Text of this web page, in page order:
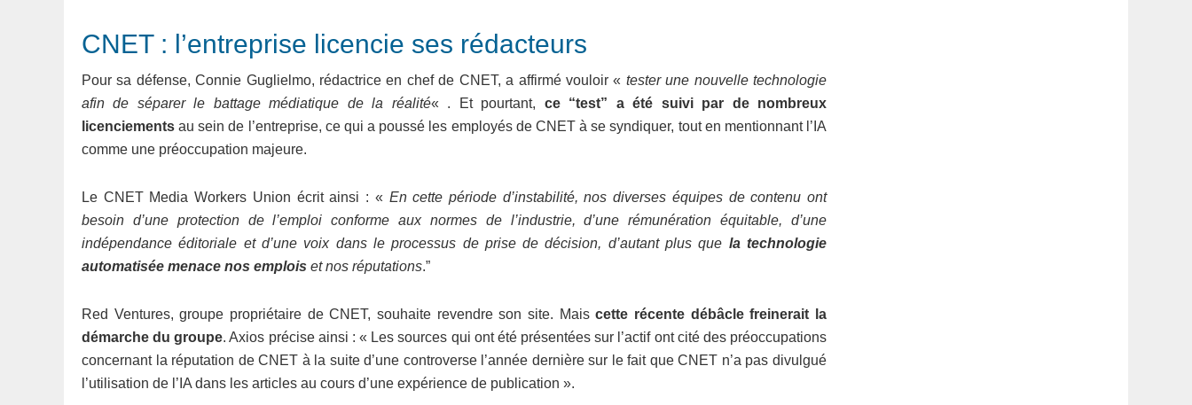
CNET : l’entreprise licencie ses rédacteurs
Pour sa défense, Connie Guglielmo, rédactrice en chef de CNET, a affirmé vouloir « tester une nouvelle technologie
afin de séparer le battage médiatique de la réalité« . Et pourtant, ce “test” a été suivi par de nombreux
licenciementsau sein de l’entreprise, ce qui a poussé les employés de CNET à se syndiquer, tout en mentionnant l’IA
comme une préoccupation majeure.
Le CNET Media Workers Union écrit ainsi : « En cette période d’instabilité, nos diverses équipes de contenu ont
besoin d’une protection de l’emploi conforme aux normes de l’industrie, d’une rémunération équitable, d’une
indépendance éditoriale et d’une voix dans le processus de prise de décision, d’autant plus que la technologie
automatisée menace nos emplois et nos réputations.”
Red Ventures, groupe propriétaire de CNET, souhaite revendre son site. Maiscette récente débâcle freinerait la
démarche du groupe. Axios précise ainsi : « Les sources qui ont été présentées sur l’actif ont cité des préoccupations
concernant la réputation de CNET à la suite d’une controverse l’année dernière sur le fait que CNET n’a pas divulgué
l’utilisation de l’IA dans les articles au cours d’une expérience de publication ».